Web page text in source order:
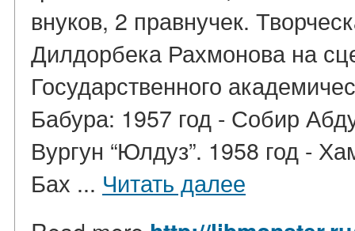
внуков, 2 правнучек.
Дилдорбека Рахмонова на
Государственного
Бабура: 1957 год - Собир
Вургун “Юлдуз”. 1958 год -
Бах ... Читать далее